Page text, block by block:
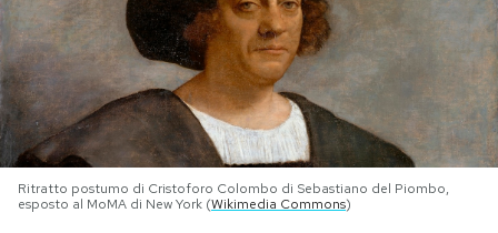
PODCAST
NEWSLETTER
I MIEI PREFERITI
Ritratto postumo di Cristoforo Colombo di Sebastiano del Piombo,
esposto al MoMA di New York (Wikimedia Commons)